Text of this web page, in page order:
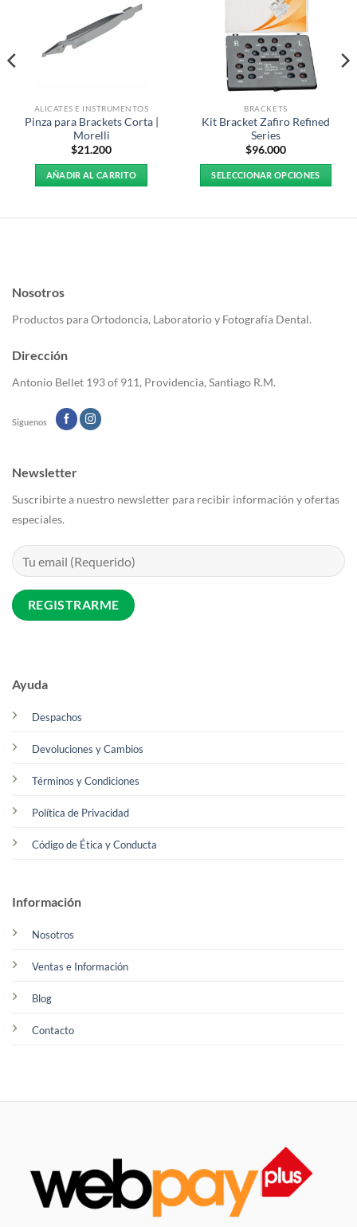
ALICATES E INSTRUMENTOS
Pinza para Brackets Corta |
Morelli
$21.200
AÑADIR AL CARRITO
BRACKETS
Kit Bracket Zafiro Refined
Series
$96.000
SELECCIONAR OPCIONES
pueden
la
Nosotros
Productos para Ortodoncia, Laboratorio y Fotografía Dental.
Dirección
Antonio Bellet 193 of 911, Providencia, Santiago R.M.
Siguenos
Ayuda
Despachos
Devoluciones y Cambios
Términos y Condiciones
Política de Privacidad
Código de Ética y Conducta
Información
Nosotros
Ventas e Información
Blog
Contacto
Newsletter
Suscribirte a nuestro newsletter para recibir información y ofertas
especiales.